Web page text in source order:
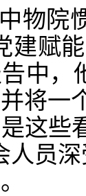
中物院
建赋
中，
将一
这些
人员